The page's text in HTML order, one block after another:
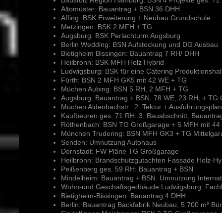
Altomüster: Bauantrag + BSN 36 DHH
Affing: BSK Erweiterung + Neubau Grundschule
Metzingen: BSK 2 MFH + TG
Augsburg: BSK Perlachturm Augsburg
Berlin Wedding: BSN Aufstockung und DG Ausbau
Bietigheim Bissingen: Bauantrag 7 RH/ DHH
Heilbronn: BSK MFH Holz Hybrid
Ludwigsburg: BSK für eine Catering
Fürth: BSN 2 MFH GK5 mit 42 WE + TG
Müchen Aubing: BSN 5 RH, 2 MFH + TG
Augsburg: Bauantrag + BSN: 78 WE, 23 RH, +
Müchen Aidenbachstr.: 2. Tektur +
Kaufbeuren ges. 71 RH: 3. Bauabschnitt,
Röthenbach: BSN TG Großgarage + 5 MFH mit 44
München Trudering: BSN MFH GK3 + TG
Senden: Umnutzung Autohaus
Dornstadt: FW Pläne TG Großgarage
Heilbronn: Brandschutzgutachten Fassade Holz-
Peißenberg ges. 59 RH: Bauantrag + BSN
Mindelheim: Bauantrag + BSN: Umnutzung
Wohn-und Geschäftsgedbäude Ludwigsburg:
Bietigheim-Bissingen: Bauantrag 4 DHH
Berlin: Bauantrag Backfabrik Neubau, 5.700 m²